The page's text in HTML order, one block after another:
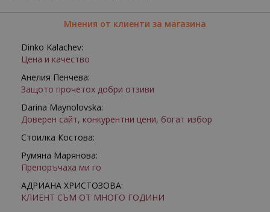
Мнения от клиенти за магазина
Dinko Kalachev:
Цена и качество
Анелия Пенчева:
Защото прочетох добри отзиви
Darina Maynolovska:
Доверен сайт, конкурентни цени, богат избор
Стоилка Костова:
Румяна Марянова:
Препоръчаха ми го
АДРИАНА ХРИСТОЗОВА:
КЛИЕНТ СЪМ ОТ МНОГО ГОДИНИ